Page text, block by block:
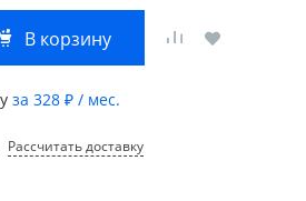
В корзину
за 328 ₽ / мес.
Рассчитать доставку